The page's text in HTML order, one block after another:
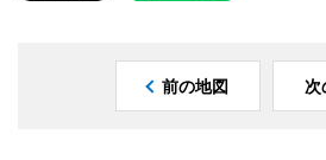
前の地図 次